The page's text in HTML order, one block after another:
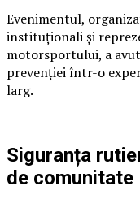
Evenimentul,
instituționali și
motorsportului, a
prevenției într-o
larg.
Siguranța
de comunitate